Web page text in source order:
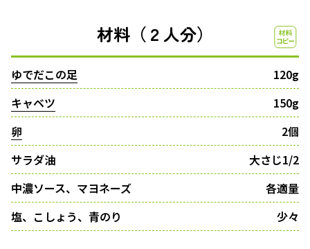
材料（２人分）
ゆでだこの足
120g
キャベツ
150g
卵
2個
サラダ油
大さじ1/2
中濃ソース、マヨネーズ
各適量
塩、こしょう、青のり
少々